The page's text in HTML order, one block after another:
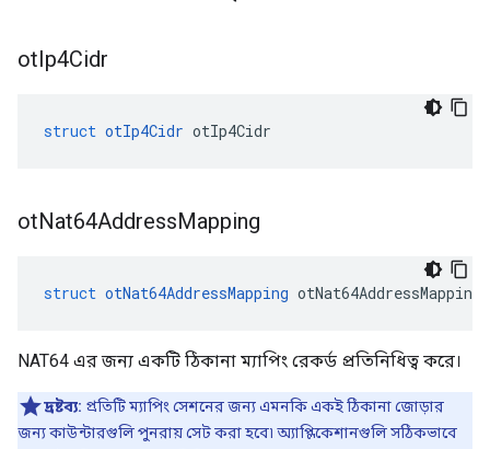
otIp4Cidr
struct otIp4Cidr otIp4Cidr
otNat64AddressMapping
struct otNat64AddressMapping otNat64AddressMapping
NAT64 এর জন্য একটি ঠিকানা ম্যাপিং রেকর্ড প্রতিনিধিত্ব করে।
দ্রষ্টব্য: প্রতিটি ম্যাপিং সেশনের জন্য এমনকি একই ঠিকানা জোড়ার
জন্য কাউন্টারগুলি পুনরায় সেট করা হবে৷ অ্যাপ্লিকেশানগুলি সঠিকভাবে